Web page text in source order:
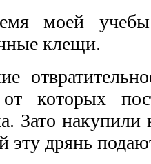
моей учебы
клещи.
которых
Зато
эту дрянь